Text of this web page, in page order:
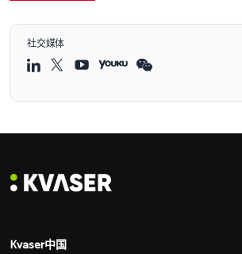
社交媒体
Kvaser中国